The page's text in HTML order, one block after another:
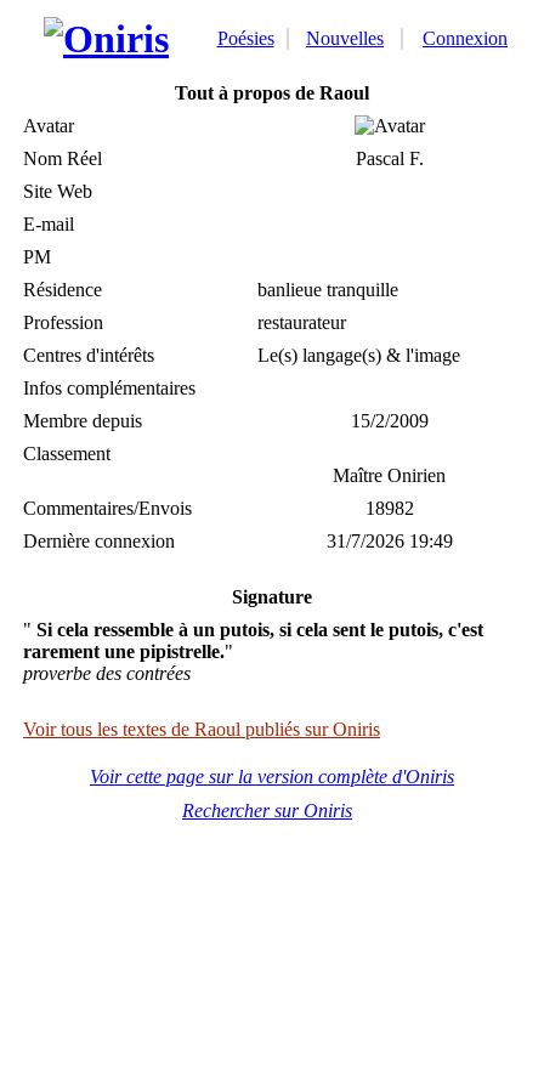
Poésies Nouvelles Connexion
Tout à propos de Raoul
Avatar
Nom Réel
Pascal F.
Site Web
E-mail
PM
Résidence
banlieue tranquille
Profession
restaurateur
Centres d'intérêts
Le(s) langage(s) & l'image
Infos complémentaires
Membre depuis
15/2/2009
Classement
Maître Onirien
Commentaires/Envois
18982
Dernière connexion
31/7/2026 19:49
Signature
" Si cela ressemble à un putois, si cela sent le putois, c'est
rarement une pipistrelle."
proverbe des contrées
Voir tous les textes de Raoul publiés sur Oniris
Voir cette page sur la version complète d'Oniris
Rechercher sur Oniris